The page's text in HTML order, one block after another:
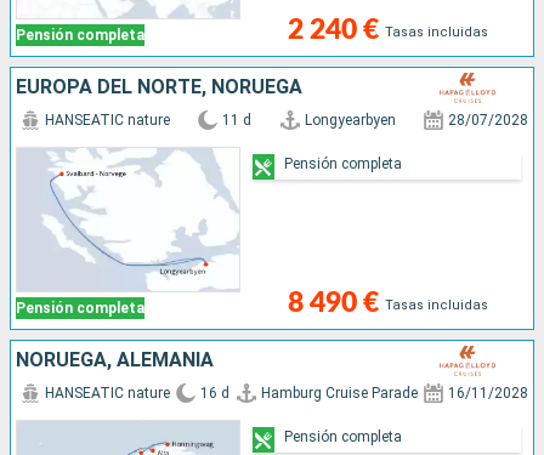
Pensión completa 2 240 € Tasas incluidas
EUROPA DEL NORTE, NORUEGA
Pensión completa
HANSEATIC nature 11 d Longyearbyen 28/07/2028
8 490 € Tasas incluidas
Pensión completa
NORUEGA, ALEMANIA
HANSEATIC nature 16 d Hamburg Cruise Parade 16/11/2028
Pensión completa